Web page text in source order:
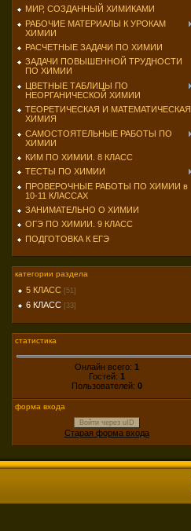
МИР, СОЗДАННЫЙ ХИМИКАМИ
РАБОЧИЕ МАТЕРИАЛЫ К УРОКАМ
ХИМИИ
РАСЧЕТНЫЕ ЗАДАЧИ ПО ХИМИИ
ЗАДАЧИ ПОВЫШЕННОЙ ТРУДНОСТИ
ПО ХИМИИ
ЦВЕТНЫЕ ТАБЛИЦЫ ПО
НЕОРГАНИЧЕСКОЙ ХИМИИ
ТЕОРЕТИЧЕСКАЯ И МАТЕМАТИЧЕСКАЯ
ХИМИЯ
САМОСТОЯТЕЛЬНЫЕ РАБОТЫ ПО
ХИМИИ
КИМ ПО ХИМИИ. 8 КЛАСС
ТЕСТЫ ПО ХИМИИ
ПРОВЕРОЧНЫЕ РАБОТЫ ПО ХИМИИ в
10-11 КЛАССАХ
ЗАНИМАТЕЛЬНО О ХИМИИ
ОГЭ ПО ХИМИИ. 9 КЛАСС
ПОДГОТОВКА К ЕГЭ
категории раздела
5 КЛАСС [51]
6 КЛАСС [33]
статистика
Онлайн всего: 1
Гостей: 1
Пользователей: 0
форма входа
Войти через uID
Старая форма входа